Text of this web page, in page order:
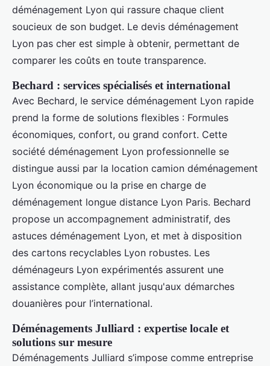
déménagement Lyon qui rassure chaque client
soucieux de son budget. Le devis déménagement
Lyon pas cher est simple à obtenir, permettant de
comparer les coûts en toute transparence.
Bechard : services spécialisés et international
Avec Bechard, le service déménagement Lyon rapide
prend la forme de solutions flexibles : Formules
économiques, confort, ou grand confort. Cette
société déménagement Lyon professionnelle se
distingue aussi par la location camion déménagement
Lyon économique ou la prise en charge de
déménagement longue distance Lyon Paris. Bechard
propose un accompagnement administratif, des
astuces déménagement Lyon, et met à disposition
des cartons recyclables Lyon robustes. Les
déménageurs Lyon expérimentés assurent une
assistance complète, allant jusqu'aux démarches
douanières pour l’international.
Déménagements Julliard : expertise locale et
solutions sur mesure
Déménagements Julliard s’impose comme entreprise